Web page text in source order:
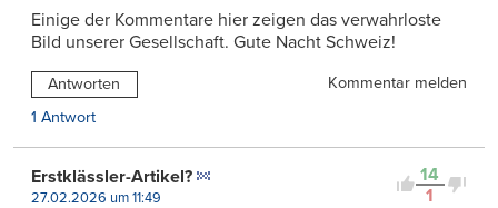
Einige der Kommentare hier zeigen das verwahrloste
Bild unserer Gesellschaft. Gute Nacht Schweiz!
Antworten
Kommentar melden
1 Antwort
14
1
Erstklässler-Artikel?
27.02.2026 um 11:49